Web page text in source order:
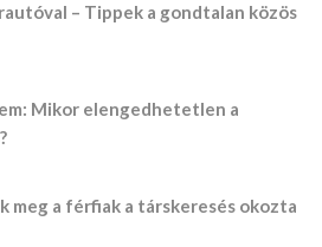
– Tippek a gondtalan közös
Mikor elengedhetetlen a
meg a férfiak a társkeresés okozta